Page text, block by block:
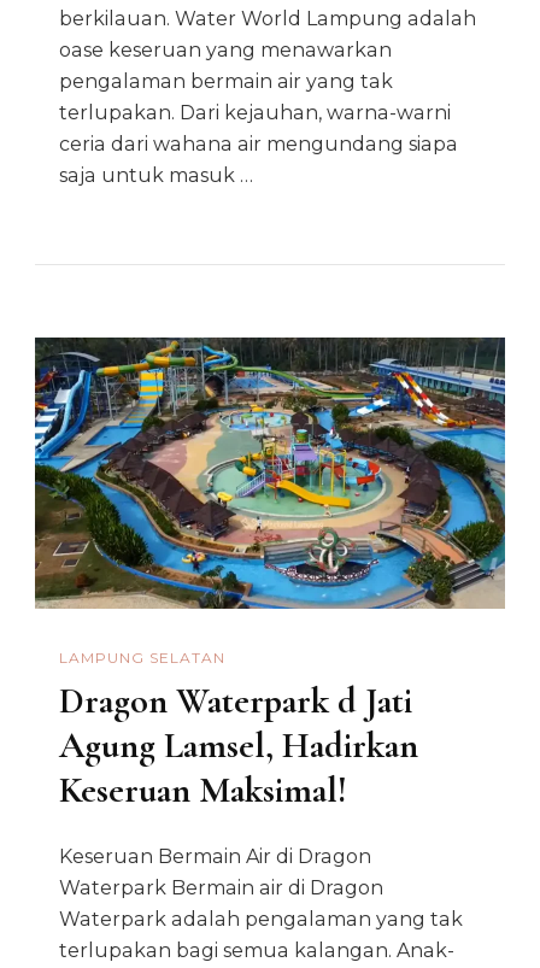
berkilauan. Water World Lampung adalah
oase keseruan yang menawarkan
pengalaman bermain air yang tak
terlupakan. Dari kejauhan, warna-warni
ceria dari wahana air mengundang siapa
saja untuk masuk …
LAMPUNG SELATAN
Dragon Waterpark d Jati
Agung Lamsel, Hadirkan
Keseruan Maksimal!
Keseruan Bermain Air di Dragon
Waterpark Bermain air di Dragon
Waterpark adalah pengalaman yang tak
terlupakan bagi semua kalangan. Anak-